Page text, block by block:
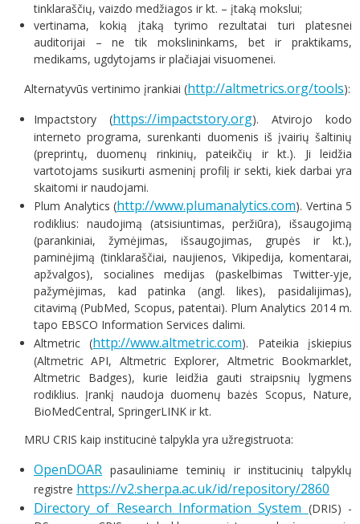
tinklaraščių, vaizdo medžiagos ir kt. – įtaką mokslui;
vertinama, kokią įtaką tyrimo rezultatai turi platesnei
auditorijai – ne tik mokslininkams, bet ir praktikams,
medikams, ugdytojams ir plačiajai visuomenei.
Alternatyvūs vertinimo įrankiai (http://altmetrics.org/tools):
Impactstory (https://impactstory.org). Atvirojo kodo
interneto programa, surenkanti duomenis iš įvairių šaltinių
(preprintų, duomenų rinkinių, pateikčių ir kt.). Ji leidžia
vartotojams susikurti asmeninį profilį ir sekti, kiek darbai yra
skaitomi ir naudojami.
Plum Analytics (http://www.plumanalytics.com). Vertina 5
rodiklius: naudojimą (atsisiuntimas, peržiūra), išsaugojimą
(parankiniai, žymėjimas, išsaugojimas, grupės ir kt.),
paminėjimą (tinklaraščiai, naujienos, Vikipedija, komentarai,
apžvalgos), socialines medijas (paskelbimas Twitter-yje,
pažymėjimas, kad patinka (angl. likes), pasidalijimas),
citavimą (PubMed, Scopus, patentai). Plum Analytics 2014 m.
tapo EBSCO Information Services dalimi.
Altmetric (http://www.altmetric.com). Pateikia įskiepius
(Altmetric API, Altmetric Explorer, Altmetric Bookmarklet,
Altmetric Badges), kurie leidžia gauti straipsnių lygmens
rodiklius. Įrankį naudoja duomenų bazės Scopus, Nature,
BioMedCentral, SpringerLINK ir kt.
MRU CRIS kaip institucinė talpykla yra užregistruota:
OpenDOAR pasauliniame teminių ir institucinių talpyklų
registre https://v2.sherpa.ac.uk/id/repository/2860
Directory of Research Information System (DRIS) -